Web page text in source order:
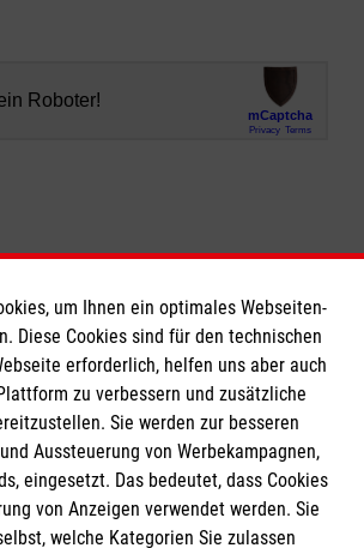
um Ihnen ein optimales Webseiten-
Diese Cookies sind für den technischen
erforderlich, helfen uns aber auch
zu verbessern und zusätzliche
Sie werden zur besseren
Aussteuerung von Werbekampagnen,
eingesetzt. Das bedeutet, dass Cookies
von Anzeigen verwendet werden. Sie
welche Kategorien Sie zulassen